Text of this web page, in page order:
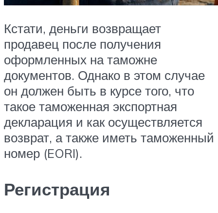
Кстати, деньги возвращает
продавец после получения
оформленных на таможне
документов. Однако в этом случае
он должен быть в курсе того, что
такое таможенная экспортная
декларация и как осуществляется
возврат, а также иметь таможенный
номер (EORI).
Регистрация